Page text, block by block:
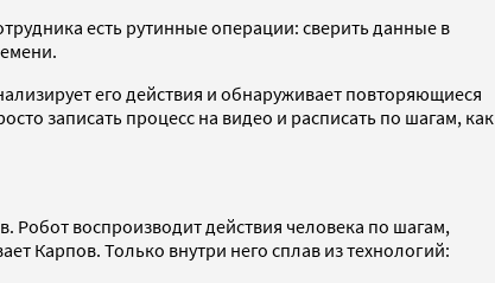
есть рутинные операции: сверить данные в
его действия и обнаруживает повторяющиеся
записать процесс на видео и расписать по шагам, как
воспроизводит действия человека по шагам,
Карпов. Только внутри него сплав из технологий: